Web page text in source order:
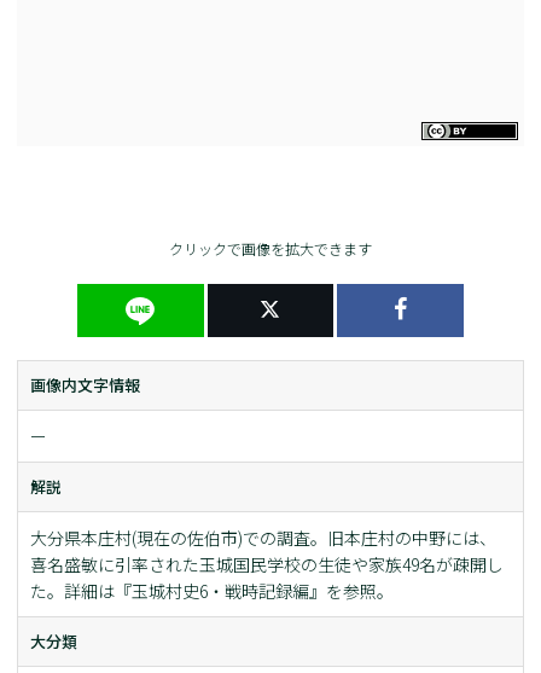
クリックで画像を拡大できます
画像内文字情報
ー
解説
大分県本庄村(現在の佐伯市)での調査。旧本庄村の中野には、
喜名盛敏に引率された玉城国民学校の生徒や家族49名が疎開し
た。詳細は『玉城村史6・戦時記録編』を参照。
大分類